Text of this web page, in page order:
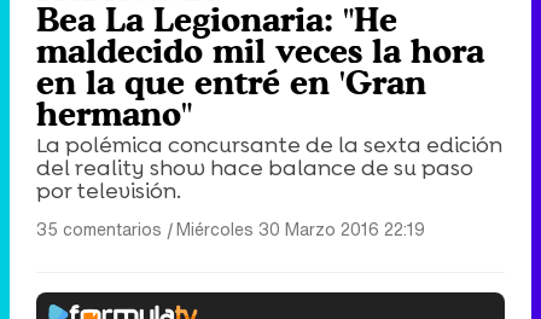
Bea La Legionaria: "He
maldecido mil veces la hora
en la que entré en 'Gran
hermano"
La polémica concursante de la sexta edición
del reality show hace balance de su paso
por televisión.
35 comentarios |Miércoles 30 Marzo 2016 22:19